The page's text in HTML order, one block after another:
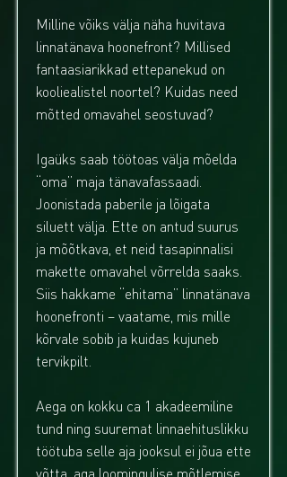
Milline võiks välja näha huvitava
linnatänava hoonefront? Millised
fantaasiarikkad ettepanekud on
kooliealistel noortel? Kuidas need
mõtted omavahel seostuvad?
Igaüks saab töötoas välja mõelda
“oma” maja tänavafassaadi.
Joonistada paberile ja lõigata
siluett välja. Ette on antud suurus
ja mõõtkava, et neid tasapinnalisi
makette omavahel võrrelda saaks.
Siis hakkame “ehitama” linnatänava
hoonefronti – vaatame, mis mille
kõrvale sobib ja kuidas kujuneb
tervikpilt.
Aega on kokku ca 1 akadeemiline
tund ning suuremat linnaehituslikku
töötuba selle aja jooksul ei jõua ette
võtta, aga loomingulise mõtlemise,